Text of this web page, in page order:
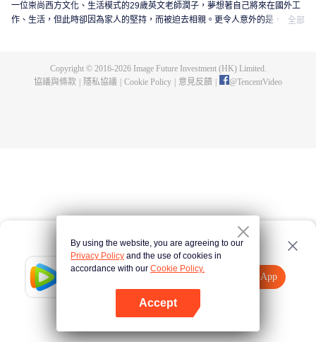
Tencent Video
打開App
點擊此處
一位崇尚西方文化、生活模式的29歲英文老師潤子，夢想著自己將來在國外工
作、生活，但此時卻因為家人的堅持，而被迫去相親。更令人意外的是，對方
全部
Copyright © 2016-2026Image Future Investment (HK) Limited.
協議與條款
隱私協議 Cookie Policy 意見反饋 @TencentVideo
By using the website, you are agreeing to our
Privacy Policy and the use of cookies in
accordance with our Cookie Policy.
Accept